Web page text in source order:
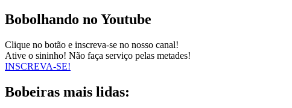
Bobolhando no Youtube
Clique no botão e inscreva-se no nosso canal!
Ative o sininho! Não faça serviço pelas metades!
INSCREVA-SE!
Bobeiras mais lidas: